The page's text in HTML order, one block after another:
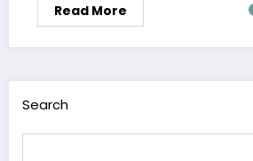
Read More
Search